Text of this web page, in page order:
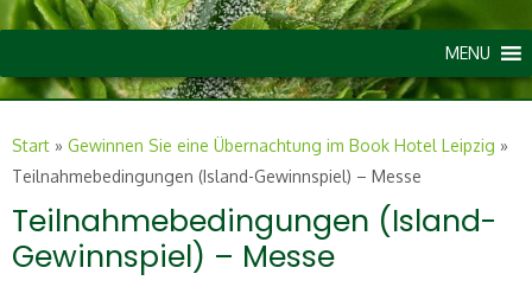
MENU
Start » Gewinnen Sie eine Übernachtung im Book Hotel Leipzig »
Teilnahmebedingungen (Island-Gewinnspiel) – Messe
Teilnahmebedingungen (Island-
Gewinnspiel) – Messe